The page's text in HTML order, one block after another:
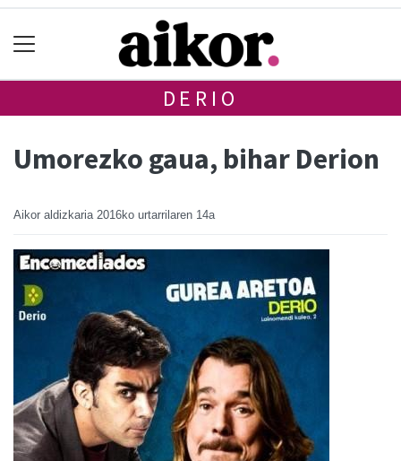
DERIO
Umorezko gaua, bihar Derion
Aikor aldizkaria 2016ko urtarrilaren 14a